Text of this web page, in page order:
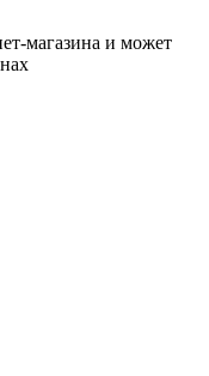
магазина и может